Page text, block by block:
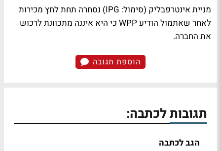
מניית אינטרפבליק (סימול: IPG) נסחרה תחת לחץ מכירות
לאחר שאתמול הודיע WPP כי היא איננה מתכוונת לרכוש
את החברה.
הוספת תגובה
תגובות לכתבה:
הגב לכתבה